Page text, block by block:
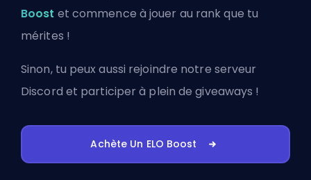
Boost et commence à jouer au rank que tu
mérites !
Sinon, tu peux aussi rejoindre notre serveur
Discord et participer à plein de giveaways !
Achète Un ELO Boost